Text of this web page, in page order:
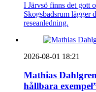
I Järvsö finns det gott
Skogsbadsrum lägger
reseanledning.
2026-08-01 18:21
Mathias
hållbara